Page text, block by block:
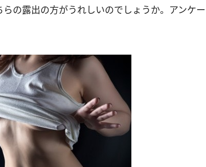
の露出の方がうれしいのでしょうか。アンケー